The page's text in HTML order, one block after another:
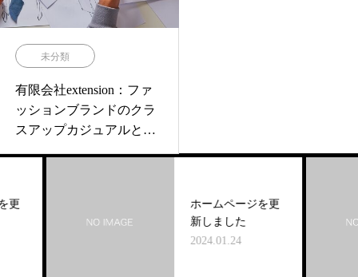
未分類
有限会社extension：ファ
ッションブランドのクラ
スアップカジュアルとス
ホームページを更
新しました
2024.01.24